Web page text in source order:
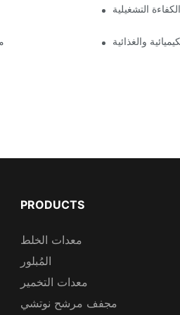
مجففات نوتش المرشحة التشغيلية
والغذائية
PRODUCTS
معدات الخلط
المُبلور
معدات التخمير
مجفف مرشح نوتشي